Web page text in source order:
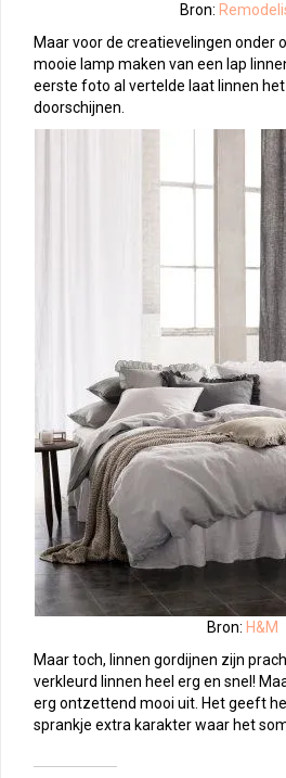
Bron:
Maar voor de creatievelingen onder
mooie lamp maken van een lap
eerste foto al vertelde laat linnen
doorschijnen.
Bron: H&M
Maar toch, linnen gordijnen zijn
verkleurd linnen heel erg en snel!
erg ontzettend mooi uit. Het geeft
sprankje extra karakter waar het